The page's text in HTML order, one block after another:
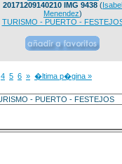
20171209140210 IMG 9438 (Isabel
Menendez)
TURISMO - PUERTO -
4 5 6 » �ltima p�gina »